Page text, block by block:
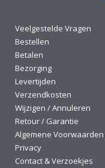
Veelgestelde Vragen
Bestellen
Betalen
Bezorging
Levertijden
Verzendkosten
Wijzigen / Annuleren
Retour / Garantie
Algemene Voorwaarden
Privacy
Contact & Verzoekjes